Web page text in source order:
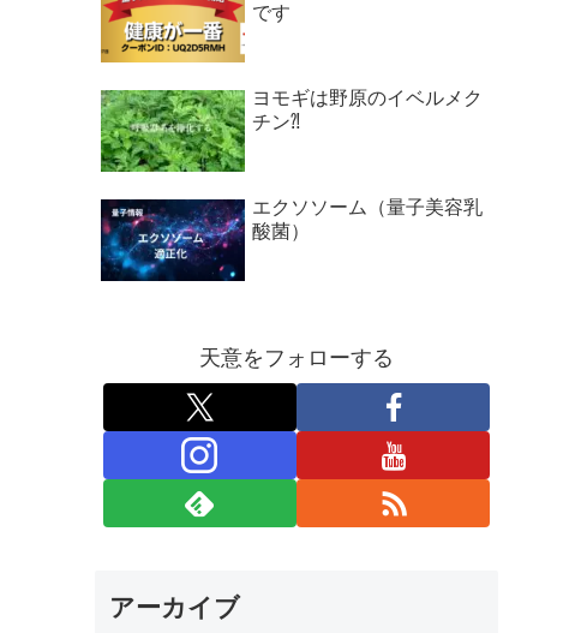
です
ヨモギは野原のイベルメク
チン⁈
エクソソーム（量子美容乳
酸菌）
天意をフォローする
アーカイブ